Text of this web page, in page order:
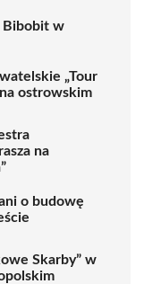
Bibobit w
„Tour
ostrowskim
na
o budowę
Skarby” w